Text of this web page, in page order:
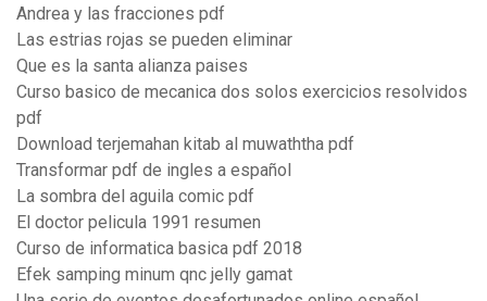
Andrea y las fracciones pdf
Las estrias rojas se pueden eliminar
Que es la santa alianza paises
Curso basico de mecanica dos solos exercicios resolvidos
pdf
Download terjemahan kitab al muwaththa pdf
Transformar pdf de ingles a español
La sombra del aguila comic pdf
El doctor pelicula 1991 resumen
Curso de informatica basica pdf 2018
Efek samping minum qnc jelly gamat